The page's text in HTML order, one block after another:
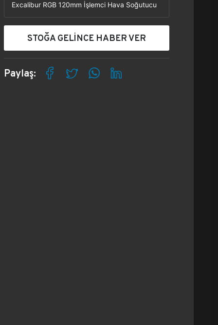
Excalibur RGB 120mm İşlemci Hava Soğutucu
STOĞA GELİNCE HABER VER
Paylaş: